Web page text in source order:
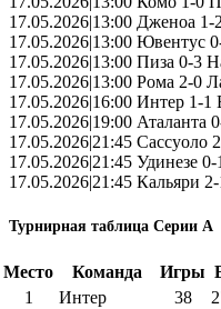
17.05.2026|13:00 Дженоа
17.05.2026|13:00 Ювентус
17.05.2026|13:00 Пиза 0-3
17.05.2026|13:00 Рома 2-0
17.05.2026|16:00 Интер 1-1
17.05.2026|19:00 Аталанта
17.05.2026|21:45 Сассуоло
17.05.2026|21:45 Удинезе
17.05.2026|21:45 Кальяри
Турнирная таблица Серии А
Место Команда Игры
1
Интер 38